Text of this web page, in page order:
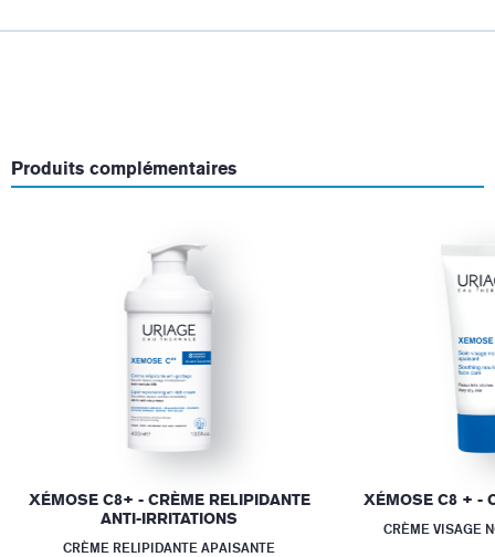
Produits complémentaires
XÉMOSE C8+ - CRÈME RELIPIDANTE
ANTI-IRRITATIONS
CRÈME RELIPIDANTE APAISANTE
XÉMOSE C8 + -
CRÈME VISAGE